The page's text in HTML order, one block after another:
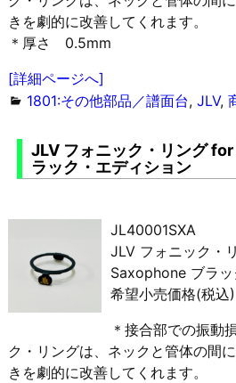
きを劇的に改善してくれます。
＊厚さ 0.5mm
[詳細ページへ]
1801:その他部品／譜面台,JLV,
JLV フォニック・リング
ラック・エディション
JL40001SXA
JLV フォニック・
Saxophone ブラ
希望小売価格(税
＊接合部での振動
ク・リングは、ネックと管体の間
きを劇的に改善してくれます。